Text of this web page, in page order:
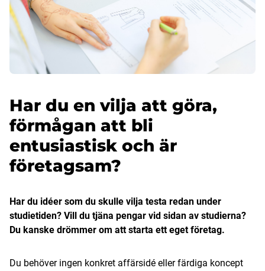
Har du en vilja att göra,
förmågan att bli
entusiastisk och är
företagsam?
Har du idéer som du skulle vilja testa redan under
studietiden? Vill du tjäna pengar vid sidan av studierna?
Du kanske drömmer om att starta ett eget företag.
Du behöver ingen konkret affärsidé eller färdiga koncept